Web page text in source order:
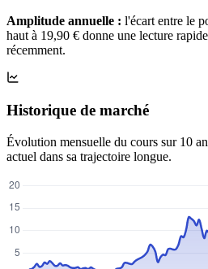
Amplitude annuelle : l'écart entre le
haut à 19,90 € donne une lecture
récemment.
Historique de marché
Évolution mensuelle du cours sur 10
actuel dans sa trajectoire longue.